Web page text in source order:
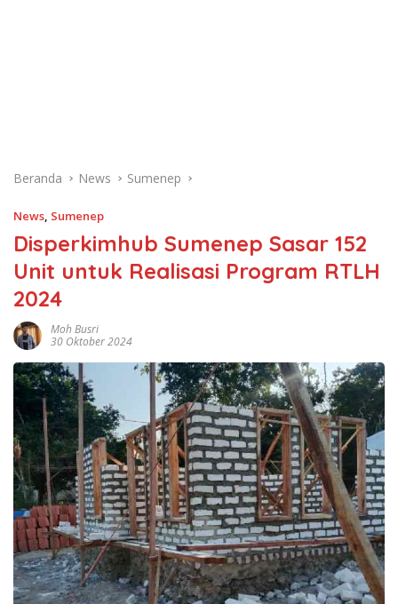
Beranda News Sumenep
News, Sumenep
Disperkimhub Sumenep Sasar 152
Unit untuk Realisasi Program RTLH
2024
Moh Busri
30 Oktober 2024